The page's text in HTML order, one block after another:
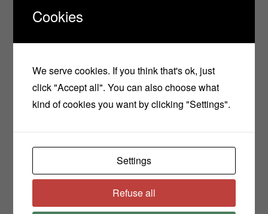
Cookies
We serve cookies. If you think that's ok, just
click "Accept all". You can also choose what
kind of cookies you want by clicking "Settings".
Settings
Refuse all